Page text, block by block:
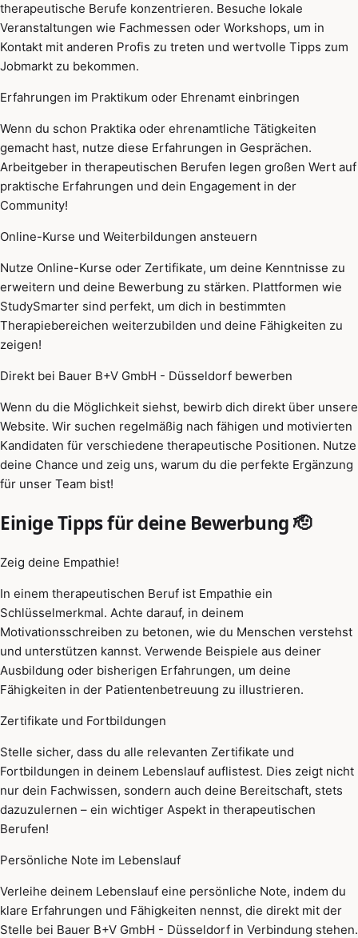
therapeutische Berufe konzentrieren. Besuche lokale
Veranstaltungen wie Fachmessen oder Workshops, um in
Kontakt mit anderen Profis zu treten und wertvolle Tipps zum
Jobmarkt zu bekommen.
Erfahrungen im Praktikum oder Ehrenamt einbringen
Wenn du schon Praktika oder ehrenamtliche Tätigkeiten
gemacht hast, nutze diese Erfahrungen in Gesprächen.
Arbeitgeber in therapeutischen Berufen legen großen Wert auf
praktische Erfahrungen und dein Engagement in der
Community!
Online-Kurse und Weiterbildungen ansteuern
Nutze Online-Kurse oder Zertifikate, um deine Kenntnisse zu
erweitern und deine Bewerbung zu stärken. Plattformen wie
StudySmarter sind perfekt, um dich in bestimmten
Therapiebereichen weiterzubilden und deine Fähigkeiten zu
zeigen!
Direkt bei Bauer B+V GmbH - Düsseldorf bewerben
Wenn du die Möglichkeit siehst, bewirb dich direkt über unsere
Website. Wir suchen regelmäßig nach fähigen und motivierten
Kandidaten für verschiedene therapeutische Positionen. Nutze
deine Chance und zeig uns, warum du die perfekte Ergänzung
für unser Team bist!
Einige Tipps für deine Bewerbung 🫡
Zeig deine Empathie!
In einem therapeutischen Beruf ist Empathie ein
Schlüsselmerkmal. Achte darauf, in deinem
Motivationsschreiben zu betonen, wie du Menschen verstehst
und unterstützen kannst. Verwende Beispiele aus deiner
Ausbildung oder bisherigen Erfahrungen, um deine
Fähigkeiten in der Patientenbetreuung zu illustrieren.
Zertifikate und Fortbildungen
Stelle sicher, dass du alle relevanten Zertifikate und
Fortbildungen in deinem Lebenslauf auflistest. Dies zeigt nicht
nur dein Fachwissen, sondern auch deine Bereitschaft, stets
dazuzulernen – ein wichtiger Aspekt in therapeutischen
Berufen!
Persönliche Note im Lebenslauf
Verleihe deinem Lebenslauf eine persönliche Note, indem du
klare Erfahrungen und Fähigkeiten nennst, die direkt mit der
Stelle bei Bauer B+V GmbH - Düsseldorf in Verbindung stehen.